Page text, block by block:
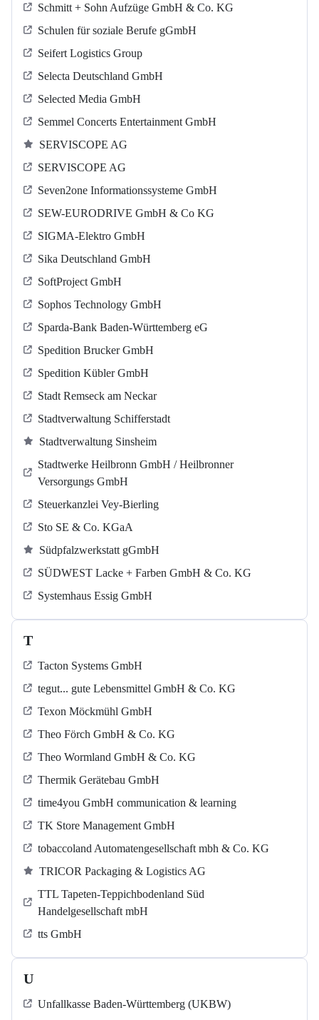
Schmitt + Sohn Aufzüge GmbH & Co. KG
Schulen für soziale Berufe gGmbH
Seifert Logistics Group
Selecta Deutschland GmbH
Selected Media GmbH
Semmel Concerts Entertainment GmbH
SERVISCOPE AG
SERVISCOPE AG
Seven2one Informationssysteme GmbH
SEW-EURODRIVE GmbH & Co KG
SIGMA-Elektro GmbH
Sika Deutschland GmbH
SoftProject GmbH
Sophos Technology GmbH
Sparda-Bank Baden-Württemberg eG
Spedition Brucker GmbH
Spedition Kübler GmbH
Stadt Remseck am Neckar
Stadtverwaltung Schifferstadt
Stadtverwaltung Sinsheim
Stadtwerke Heilbronn GmbH / Heilbronner
Versorgungs GmbH
Steuerkanzlei Vey-Bierling
Sto SE & Co. KGaA
Südpfalzwerkstatt gGmbH
SÜDWEST Lacke + Farben GmbH & Co. KG
Systemhaus Essig GmbH
T
Tacton Systems GmbH
tegut... gute Lebensmittel GmbH & Co. KG
Texon Möckmühl GmbH
Theo Förch GmbH & Co. KG
Theo Wormland GmbH & Co. KG
Thermik Gerätebau GmbH
time4you GmbH communication & learning
TK Store Management GmbH
tobaccoland Automatengesellschaft mbh & Co. KG
TRICOR Packaging & Logistics AG
TTL Tapeten-Teppichbodenland Süd
Handelgesellschaft mbH
tts GmbH
U
Unfallkasse Baden-Württemberg (UKBW)